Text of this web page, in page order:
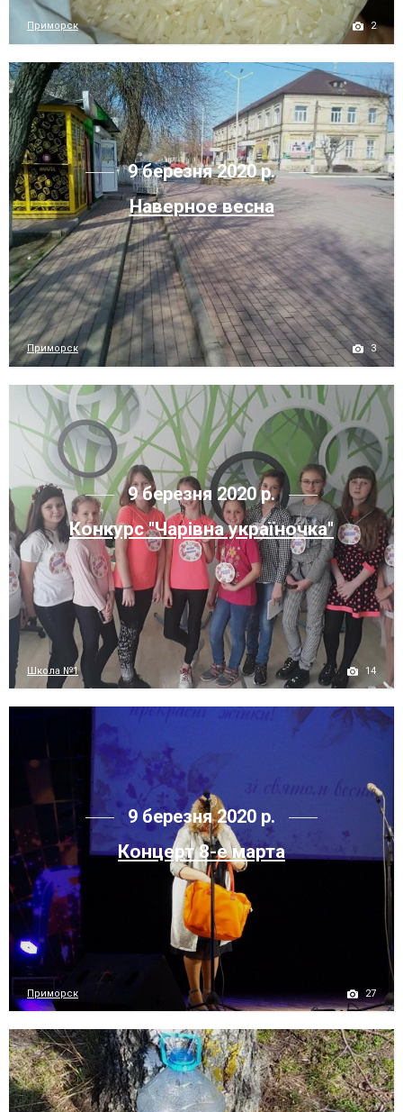
Приморск 2
9 березня 2020 р.
Наверное весна
Приморск 3
9 березня 2020 р.
Конкурс "Чарівна україночка"
Школа №1 14
9 березня 2020 р.
Концерт 8-е марта
Приморск 27